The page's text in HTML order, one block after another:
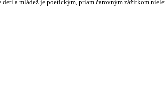
a mládež je poetickým, priam čarovným zážitkom